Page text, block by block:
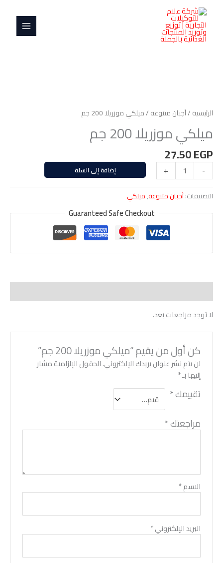
المحتوى
MENU
الرئيسية /أجبان متنوعة / ميلكي موزريلا 200 جم
ميلكي موزريلا 200 جم
27.50EGP
-
موزريلا
200
جم
+ إضافة إلى السلة
التصنيفات:أجبان متنوعة,ميلكي
Guaranteed Safe Checkout
لا توجد مراجعات بعد.
كن أول من يقيم “ميلكي موزريلا 200 جم”
لن يتم نشر عنوان بريدك الإلكتروني.الحقول الإلزامية مشار
إليها بـ*
تقييمك*
مراجعتك*
الاسم*
البريد الإلكتروني*
200
جم